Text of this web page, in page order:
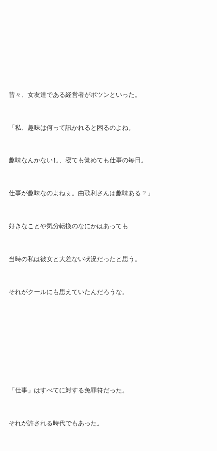
昔々、女友達である経営者がポツンといった。
「私、趣味は何って訊かれると困るのよね。
趣味なんかないし、寝ても覚めても仕事の毎日。
仕事が趣味なのよねぇ。由歌利さんは趣味ある？」
好きなことや気分転換のなにかはあっても
当時の私は彼女と大差ない状況だったと思う。
それがクールにも思えていたんだろうな。
「仕事」はすべてに対する免罪符だった。
それが許される時代でもあった。